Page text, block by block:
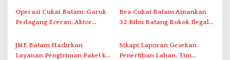
Duriangkang
Operasi Cukai Batam: Garuk
Pedagang Eceran, Aktor
Tersentuh?
Bea Cukai Batam Amankan
32 Ribu Batang Rokok Ilegal
JNE Batam Hadirkan
Layanan Pengiriman Paket ke
Sikapi Laporan Gesekan
Penertiban Lahan, Tim